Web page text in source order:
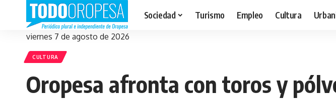
Sociedad Turismo Empleo Cultura
viernes 7 de agosto de 2026
CULTURA
Oropesa afronta con toros y